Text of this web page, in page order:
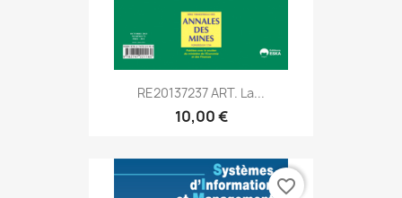
RE20137237 ART. La...
10,00 €
favorite_border